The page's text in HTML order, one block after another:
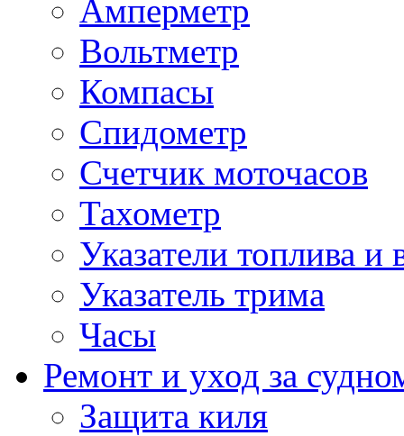
Амперметр
Вольтметр
Компасы
Спидометр
Счетчик моточасов
Тахометр
Указатели топлива и
Указатель трима
Часы
Ремонт и уход за
Защита киля